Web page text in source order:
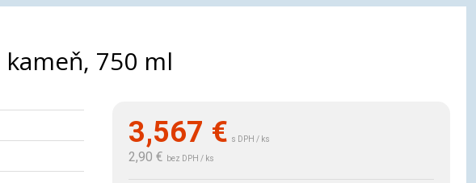
750 ml
3,567 € s DPH / ks
2,90 € bez DPH / ks